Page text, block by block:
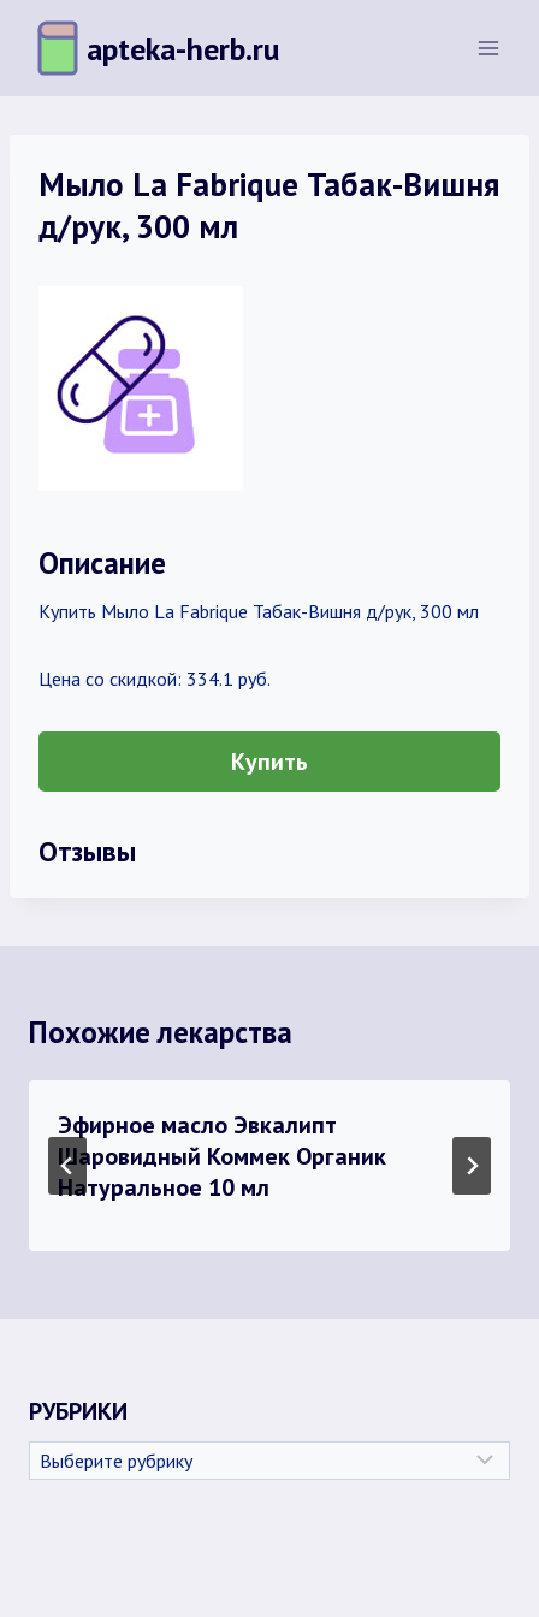
Перейти
содержимому
apteka-herb.ru
Мыло La Fabrique Табак-Вишня
д/рук, 300 мл
Описание
Купить Мыло La Fabrique Табак-Вишня д/рук, 300 мл
Цена со скидкой: 334.1 руб.
Купить
Отзывы
Похожие лекарства
Эфирное масло Эвкалипт
Шаровидный Коммек Органик
Натуральное 10 мл
РУБРИКИ
Рубрики